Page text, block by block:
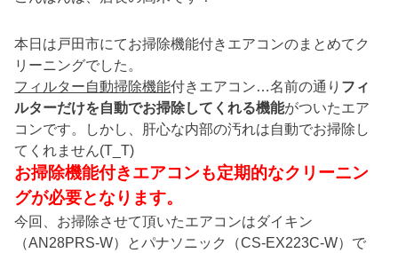
本日は戸田市にてお掃除機能付きエアコンのまとめてク
リーニングでした。
フィルター自動掃除機能付きエアコン…名前の通り フィ
ルターだけを自動でお掃除してくれる機能がついたエア
コンです。しかし、肝心な内部の汚れは自動でお掃除し
てくれません(T_T)
お掃除機能付きエアコンも定期的なクリーニン
グが必要となります。
今回、お掃除させて頂いたエアコンはダイキン
（AN28PRS-W）とパナソニック（CS-EX223C-W）で